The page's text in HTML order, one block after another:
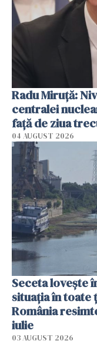
Radu Miruţă:
centralei
faţă de ziua
04 AUGUST 2026
Seceta lovește
situația în toate
România
iulie
03 AUGUST 2026